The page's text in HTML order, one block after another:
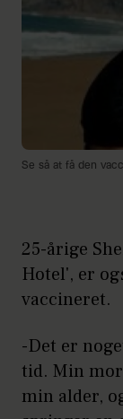
Se så at få den
25-årige
Hotel', er
vaccineret.
-Det er
tid. Min
min alder,